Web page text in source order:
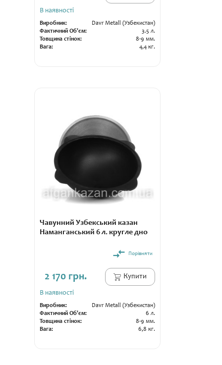
В наявності
Виробник:
Davr Metall (Узбекистан)
Фактичний Об'єм:
3.5 л.
Товщина стінок:
8-9 мм.
Вага:
4,4 кг.
Чавунний Узбекський казан
Наманганський 6 л. кругле дно
Порівняти
2 170 грн. Купити
В наявності
Виробник:
Davr Metall (Узбекистан)
Фактичний Об'єм:
6 л.
Товщина стінок:
8-9 мм.
Вага:
6,8 кг.